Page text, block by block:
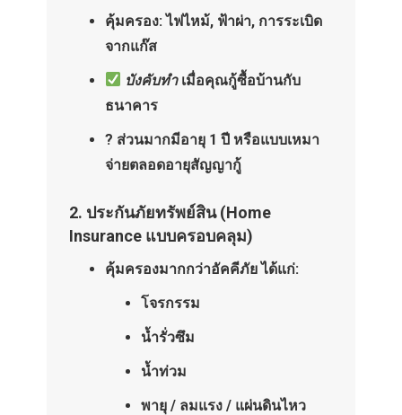
คุ้มครอง: ไฟไหม้, ฟ้าผ่า, การระเบิด
จากแก๊ส
บังคับทำเมื่อคุณกู้ซื้อบ้านกับ
ธนาคาร
? ส่วนมากมีอายุ 1 ปี หรือแบบเหมา
จ่ายตลอดอายุสัญญากู้
2. ประกันภัยทรัพย์สิน (Home
Insurance แบบครอบคลุม)
คุ้มครองมากกว่าอัคคีภัยได้แก่:
โจรกรรม
น้ำรั่วซึม
น้ำท่วม
พายุ / ลมแรง / แผ่นดินไหว